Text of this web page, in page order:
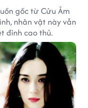
gốc từ Cửu Âm
nhân vật này vẫn
đỉnh cao thủ.